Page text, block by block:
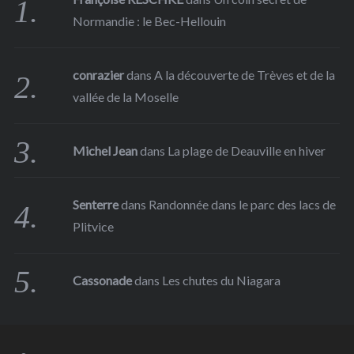
Normandie : le Bec-Hellouin
conrazierdans A la découverte de Trèves et de la
vallée de la Moselle
Michel Jeandans La plage de Deauville en hiver
Senterredans Randonnée dans le parc des lacs de
Plitvice
Cassonadedans Les chutes du Niagara